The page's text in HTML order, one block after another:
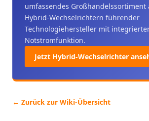
umfassendes Großhandelssortiment
Hybrid-Wechselrichtern führender
Technologiehersteller mit
Notstromfunktion.
Jetzt Hybrid-Wechselrichter
← Zurück zur Wiki-Übersicht